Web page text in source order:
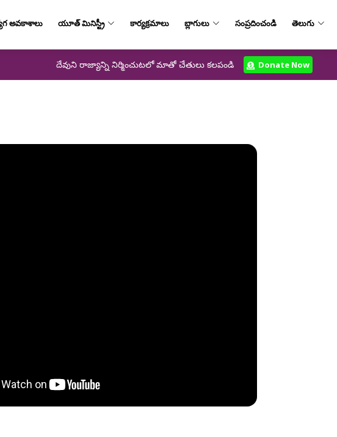
అవకాశాలు యూత్‌ మినిస్ట్రీ కార్యక్రమాలు బ్లాగులు సంప్రదించండి తెలుగు
దేవుని రాజ్యాన్ని నిర్మించుటలో మాతో చేతులు కలపండి Donate Now